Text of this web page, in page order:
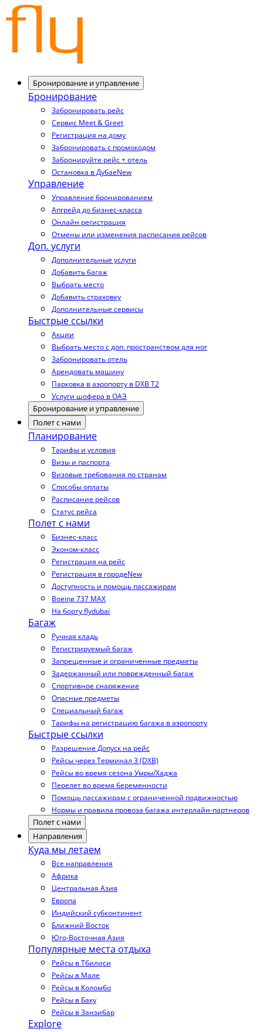
Бронирование и управление
Бронирование
Забронировать рейс
Сервис Meet & Greet
Регистрация на дому
Забронировать с промокодом
Забронируйте рейс + отель
Остановка в ДубаеNew
Управление
Управление бронированием
Апгрейд до бизнес-класса
Онлайн регистрация
Отмены или изменения расписания рейсов
Доп. услуги
Дополнительные услуги
Добавить багаж
Выбрать место
Добавить страховку
Дополнительные сервисы
Быстрые ссылки
Акции
Выбрать место с доп. пространством для ног
Забронировать отель
Арендовать машину
Парковка в аэропорту в DXB T2
Услуги шофера в ОАЭ
Бронирование и управление
Полет с нами
Планирование
Тарифы и условия
Визы и паспорта
Визовые требования по странам
Способы оплаты
Расписание рейсов
Статус рейса
Полет с нами
Бизнес-класс
Эконом-класс
Регистрация на рейс
Регистрация в городеNew
Доступность и помощь пассажирам
Boeing 737 MAX
На борту flydubai
Багаж
Ручная кладь
Регистрируемый багаж
Запрещенные и ограниченные предметы
Задержанный или поврежденный багаж
Спортивное снаряжение
Опасные предметы
Специальный багаж
Тарифы на регистрацию багажа в аэропорту
Быстрые ссылки
Разрешение Допуск на рейс
Рейсы через Терминал 3 (DXB)
Рейсы во время сезона Умры/Хаджа
Перелет во время беременности
Помощь пассажирам с ограниченной подвижностью
Нормы и правила провоза багажа интерлайн-партнеров
Полет с нами
Направления
Куда мы летаем
Все направления
Африка
Центральная Азия
Европа
Индийский субконтинент
Ближний Восток
Юго-Восточная Азия
Популярные места отдыха
Рейсы в Тбилиси
Рейсы в Мале
Рейсы в Коломбо
Рейсы в Баку
Рейсы в Занзибар
Explore